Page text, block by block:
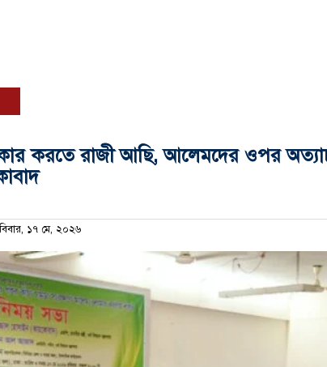
করতে রাজী আছি, আলেমদের ওপর
১৭ মে, ২০২৬